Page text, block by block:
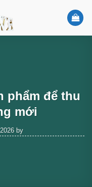
phẩm để thu
mới
by